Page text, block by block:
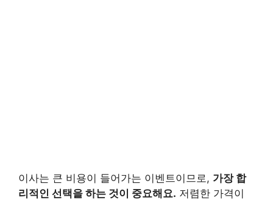
이사는 큰 비용이 들어가는 이벤트이므로, 가장 합
리적인 선택을 하는 것이 중요해요. 저렴한 가격이